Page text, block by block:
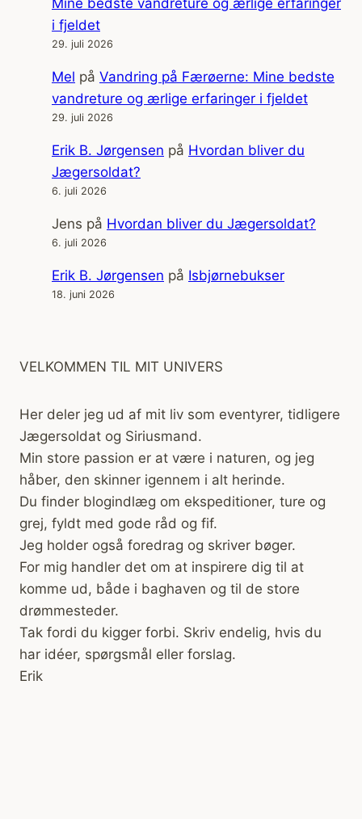
i fjeldet
29. juli 2026
Mel på Vandring på Færøerne: Mine bedste
vandreture og ærlige erfaringer i fjeldet
29. juli 2026
Erik B. Jørgensen på Hvordan bliver du
Jægersoldat?
6. juli 2026
Jens på Hvordan bliver du Jægersoldat?
6. juli 2026
Erik B. Jørgensen på Isbjørnebukser
18. juni 2026
VELKOMMEN TIL MIT UNIVERS
Her deler jeg ud af mit liv som eventyrer, tidligere
Jægersoldat og Siriusmand.
Min store passion er at være i naturen, og jeg
håber, den skinner igennem i alt herinde.
Du finder blogindlæg om ekspeditioner, ture og
grej, fyldt med gode råd og fif.
Jeg holder også foredrag og skriver bøger.
For mig handler det om at inspirere dig til at
komme ud, både i baghaven og til de store
drømmesteder.
Tak fordi du kigger forbi. Skriv endelig, hvis du
har idéer, spørgsmål eller forslag.
Erik